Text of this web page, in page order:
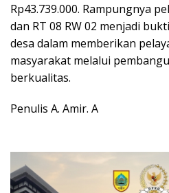
Rp43.739.000. Rampungnya
dan RT 08 RW 02 menjadi
desa dalam memberikan
masyarakat melalui
berkualitas.
Penulis A. Amir. A